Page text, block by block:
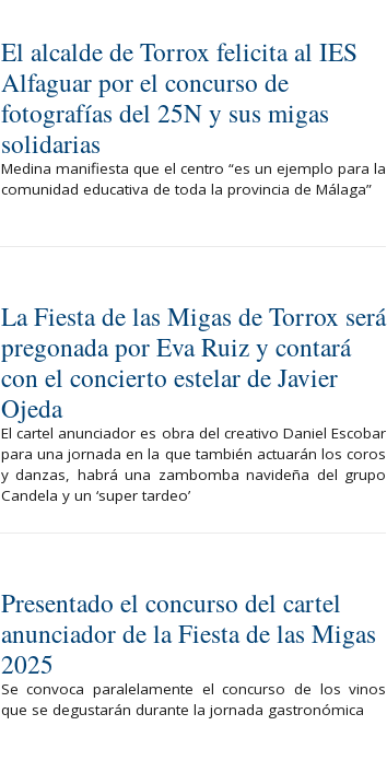
El alcalde de Torrox felicita al IES
Alfaguar por el concurso de
fotografías del 25N y sus migas
solidarias
Medina manifiesta que el centro “es un ejemplo para la
comunidad educativa de toda la provincia de Málaga”
La Fiesta de las Migas de Torrox será
pregonada por Eva Ruiz y contará
con el concierto estelar de Javier
Ojeda
El cartel anunciador es obra del creativo Daniel Escobar
para una jornada en la que también actuarán los coros
y danzas, habrá una zambomba navideña del grupo
Candela y un ‘super tardeo’
Presentado el concurso del cartel
anunciador de la Fiesta de las Migas
2025
Se convoca paralelamente el concurso de los vinos
que se degustarán durante la jornada gastronómica